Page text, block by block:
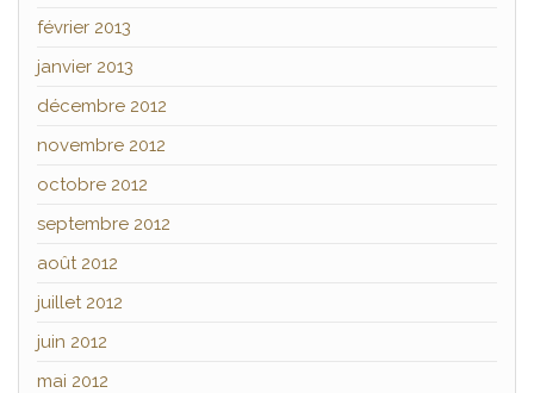
février 2013
janvier 2013
décembre 2012
novembre 2012
octobre 2012
septembre 2012
août 2012
juillet 2012
juin 2012
mai 2012